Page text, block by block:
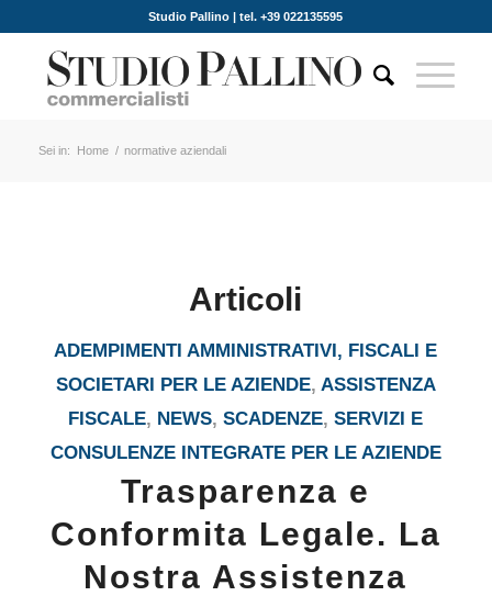
Studio Pallino | tel. +39 022135595
Sei in: Home / normative aziendali
Articoli
ADEMPIMENTI AMMINISTRATIVI, FISCALI E
SOCIETARI PER LE AZIENDE, ASSISTENZA
FISCALE, NEWS,SCADENZE,SERVIZI E
CONSULENZE INTEGRATE PER LE AZIENDE
Trasparenza e
Conformita Legale. La
Nostra Assistenza